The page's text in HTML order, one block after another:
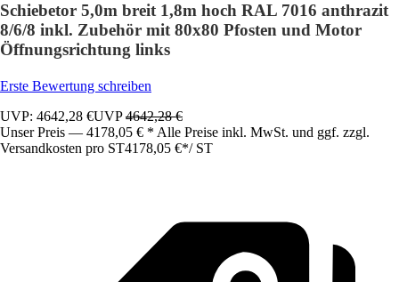
Schiebetor 5,0m breit 1,8m hoch RAL 7016 anthrazit
8/6/8 inkl. Zubehör mit 80x80 Pfosten und Motor
Öffnungsrichtung links
Erste Bewertung schreiben
UVP: 4642,28 €UVP4642,28 €
Unser Preis — 4178,05 € * Alle Preise inkl. MwSt. und ggf. zzgl.
Versandkosten pro ST4178,05 €*/ ST